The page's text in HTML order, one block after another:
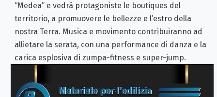
“Medea” e vedrà protagoniste le boutiques del
territorio, a promuovere le bellezze e l’estro della
nostra Terra. Musica e movimento contribuiranno ad
allietare la serata, con una performance di danza e la
carica esplosiva di zumpa-fitness e super-jump.